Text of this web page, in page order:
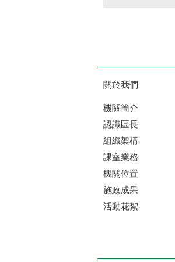
關於我們
機關簡介
認識區長
組織架構
課室業務
機關位置
施政成果
活動花絮